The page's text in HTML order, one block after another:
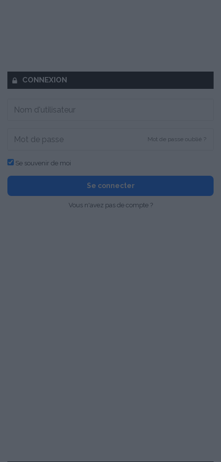
CONNEXION
Mot de passe oublié ?
Se souvenir de moi
Se connecter
Vous n'avez pas de compte ?